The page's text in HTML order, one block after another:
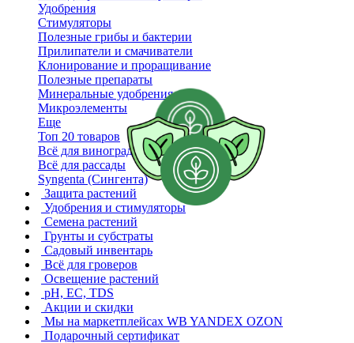
Удобрения
Стимуляторы
Полезные грибы и бактерии
Прилипатели и смачиватели
Клонирование и проращивание
Полезные препараты
Минеральные удобрения
Микроэлементы
Еще
Топ 20 товаров
Всё для винограда
Всё для рассады
Syngenta (Сингента)
Защита растений
Удобрения и стимуляторы
Семена растений
Грунты и субстраты
Садовый инвентарь
Всё для гроверов
Освещение растений
pH, EC, TDS
Акции и скидки
Мы на маркетплейсах WB YANDEX OZON
Подарочный сертификат